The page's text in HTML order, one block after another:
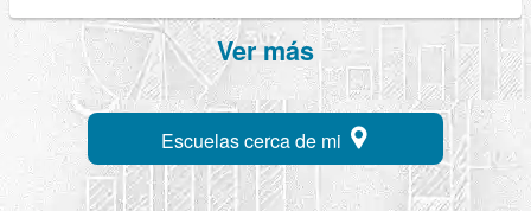
Ver más
Escuelas cerca de mi